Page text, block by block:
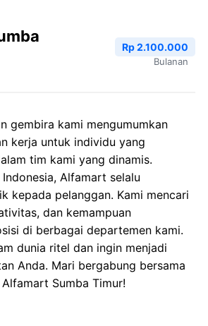
Rp 2.100.000
Bulanan
gembira kami mengumumkan
kerja untuk individu yang
tim kami yang dinamis.
Alfamart selalu
kepada pelanggan. Kami mencari
dan kemampuan
di berbagai departemen kami.
dunia ritel dan ingin menjadi
Anda. Mari bergabung bersama
Sumba Timur!